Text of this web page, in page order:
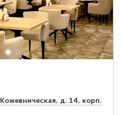
д. 14, корп.